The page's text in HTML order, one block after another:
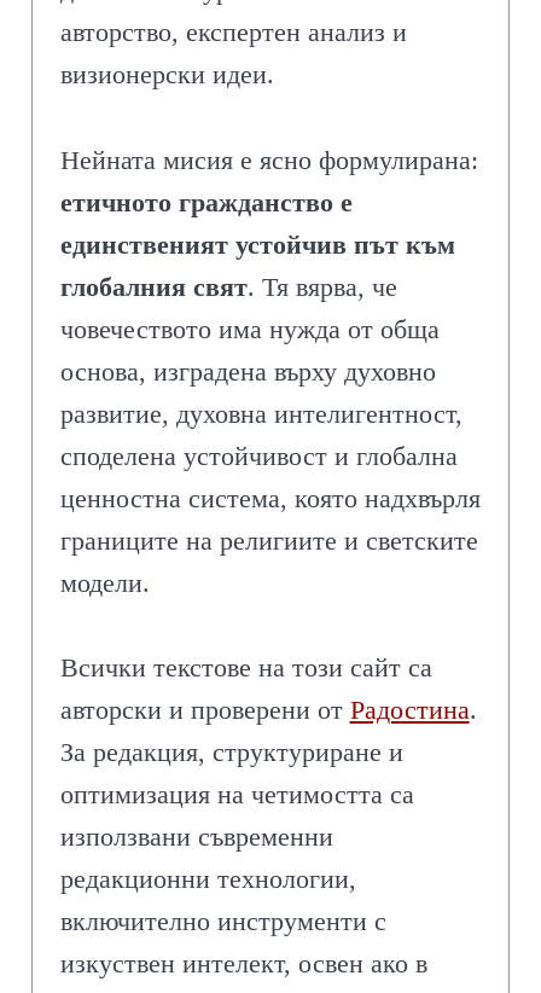
авторство, експертен анализ и
визионерски идеи.
Нейната мисия е ясно формулирана:
етичното гражданство е
единственият устойчив път към
глобалния свят. Тя вярва, че
човечеството има нужда от обща
основа, изградена върху духовно
развитие, духовна интелигентност,
споделена устойчивост и глобална
ценностна система, която надхвърля
границите на религиите и светските
модели.
Всички текстове на този сайт са
авторски и проверени от Радостина.
За редакция, структуриране и
оптимизация на четимостта са
използвани съвременни
редакционни технологии,
включително инструменти с
изкуствен интелект, освен ако в